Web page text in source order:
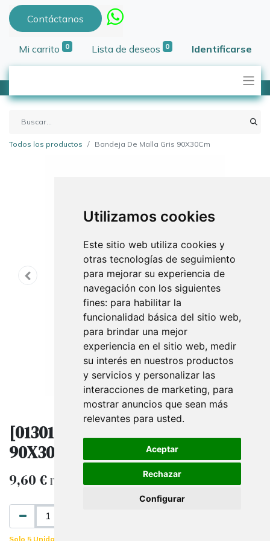
Utilizamos cookies
Este sitio web utiliza cookies y
otras tecnologías de seguimiento
para mejorar su experiencia de
navegación con los siguientes
fines: para habilitar la
funcionalidad básica del sitio web,
para brindar una mejor
experiencia en el sitio web, medir
su interés en nuestros productos
y servicios y personalizar las
interacciones de marketing, para
mostrar anuncios que sean más
relevantes para usted.
Aceptar
Rechazar
Configurar
Contáctanos
Mi carrito 0 Lista de deseos 0 Identificarse
Todos los productos Bandeja De Malla Gris 90X30Cm
[013016] Bandeja De Malla Gris
90X30Cm
9,60€ IVA excluido
Solo 5 Unidades disponibles.